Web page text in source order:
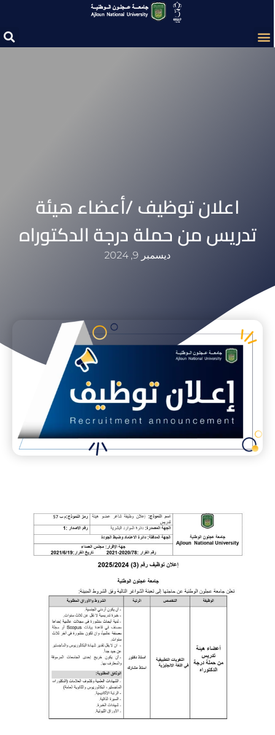
اعلان توظيف /أعضاء هيئة
تدريس من حملة درجة الدكتوراه
ديسمبر 9, 2024